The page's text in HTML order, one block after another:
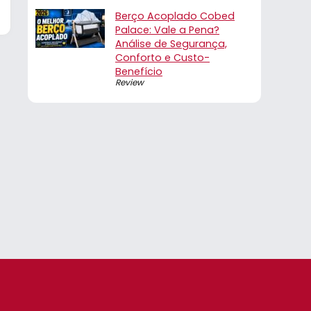
Berço Acoplado Cobed
Palace: Vale a Pena?
Análise de Segurança,
Conforto e Custo-
Benefício
Review